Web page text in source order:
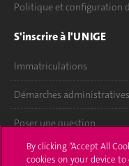
Politique et configuration
S'inscrire à l'UNIGE
Immatriculations
Démarches administratives
Poser une question
L'UNIGE vous informe
By clicking “Accept All
cookies on your device